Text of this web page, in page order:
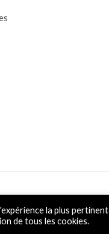
la plus
de tous les cookies.